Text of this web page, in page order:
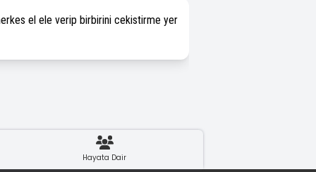
el ele verip birbirini cekistirme yer
Hayata Dair